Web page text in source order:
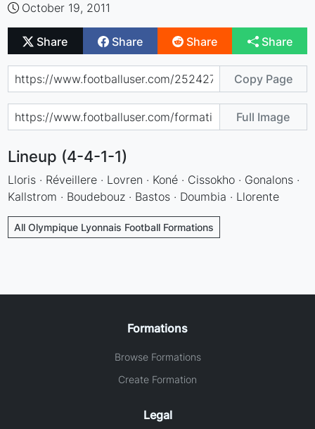
October 19, 2011
Share Share Share Share
Copy Page
Full Image
Lineup (4-4-1-1)
Lloris · Réveillere · Lovren · Koné · Cissokho · Gonalons ·
Kallstrom · Boudebouz · Bastos · Doumbia · Llorente
All Olympique Lyonnais Football Formations
Formations
Browse Formations
Create Formation
Legal